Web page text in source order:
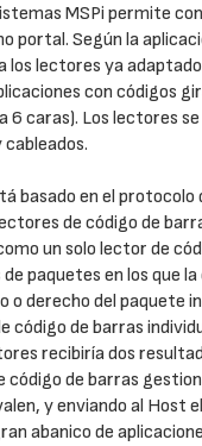
MSPi permite
portal. Según la
lectores ya
con códigos
6 caras). Los lectores
basado en el
de código de
un solo lector de
paquetes en los que
o derecho del
código de barras
recibiría dos
código de barras
y enviando al Host
abanico de